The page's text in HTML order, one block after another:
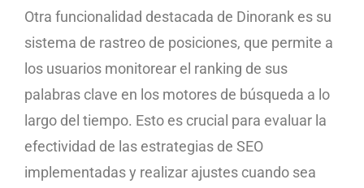
Otra funcionalidad destacada de Dinorank es su
sistema de rastreo de posiciones, que permite a
los usuarios monitorear el ranking de sus
palabras clave en los motores de búsqueda a lo
largo del tiempo. Esto es crucial para evaluar la
efectividad de las estrategias de SEO
implementadas y realizar ajustes cuando sea